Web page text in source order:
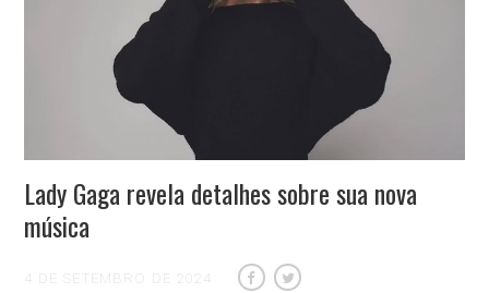
Lady Gaga revela detalhes sobre sua nova
música
4 DE SETEMBRO DE 2024